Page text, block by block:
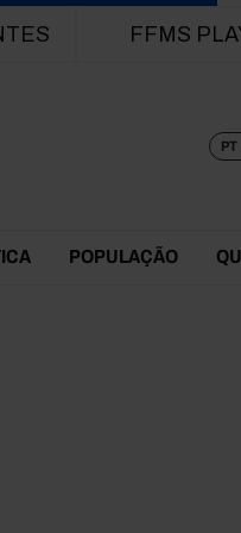
FFMS
PT
POPULAÇÃO